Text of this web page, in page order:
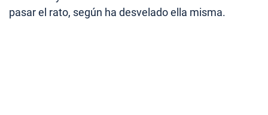
pasar el rato, según ha desvelado ella misma.